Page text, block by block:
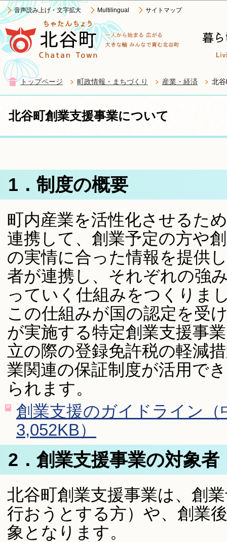
音声読み上げ・文字拡大 Multilingual サイトマップ
トップページ 町政情報・まちづくり 産業・経済 北
北谷町創業支援事業について
1．制度の概要
町内産業を活性化させるた
連携して、創業予定の方や
の実情に合った情報を提供
者が連携し、それぞれの強
っていく仕組みをつくりま
この仕組みが国の認定を受
が実施する特定創業支援事
立の際の登録免許税の軽減
業関連の保証制度が活用で
られます。
創業支援のガイドライン（
3,052KB）
2．創業支援事業の対象者
北谷町創業支援事業は、創
行おうとする方）や、創業
象となります。